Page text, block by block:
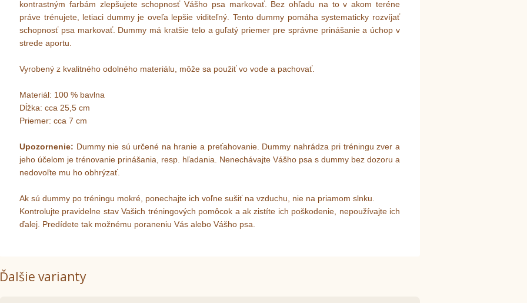
kontrastným farbám zlepšujete schopnosť Vášho psa markovať. Bez ohľadu na to v akom teréne
práve trénujete, letiaci dummy je oveľa lepšie viditeľný. Tento dummy pomáha systematicky rozvíjať
schopnosť psa markovať. Dummy má kratšie telo a guľatý priemer pre správne prinášanie a úchop v
strede aportu.
Vyrobený z kvalitného odolného materiálu, môže sa použiť vo vode a pachovať.
Materiál: 100 % bavlna
Dĺžka: cca 25,5 cm
Priemer: cca 7 cm
Upozornenie: Dummy nie sú určené na hranie a preťahovanie. Dummy nahrádza pri tréningu zver a
jeho účelom je trénovanie prinášania, resp. hľadania. Nenechávajte Vášho psa s dummy bez dozoru a
nedovoľte mu ho obhrýzať.
Ak sú dummy po tréningu mokré, ponechajte ich voľne sušiť na vzduchu, nie na priamom slnku.
Kontrolujte pravidelne stav Vašich tréningových pomôcok a ak zistíte ich poškodenie, nepoužívajte ich
ďalej. Predídete tak možnému poraneniu Vás alebo Vášho psa.
Ďalšie varianty